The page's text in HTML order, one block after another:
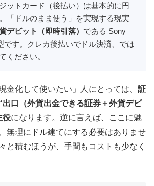
ットカード（後払い）は基本的に円
「ドルのまま使う」を実現する現実
デビット（即時引落） である Sony
です。クレカ後払いでドル決済、では
ください。
金化して使いたい」人にとっては、 証
口（外貨出金できる証券＋外貨デビ
役になります。逆に言えば、ここに魅
無理にドル建てにする必要はありませ
と積むほうが、手間もコストも少なく